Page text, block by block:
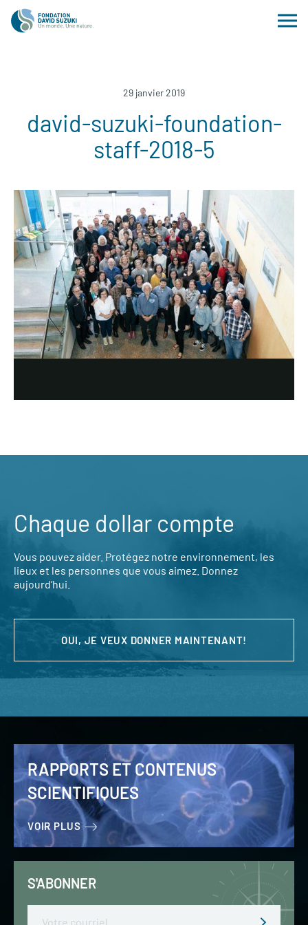
29 janvier 2019
david-suzuki-foundation-
staff-2018-5
Chaque dollar compte
Vous pouvez aider. Protégez notre environnement, les
lieux et les personnes que vous aimez. Donnez
aujourd’hui.
OUI, JE VEUX DONNER MAINTENANT!
RAPPORTS ET CONTENUS
SCIENTIFIQUES
VOIR PLUS
S'ABONNER
Email